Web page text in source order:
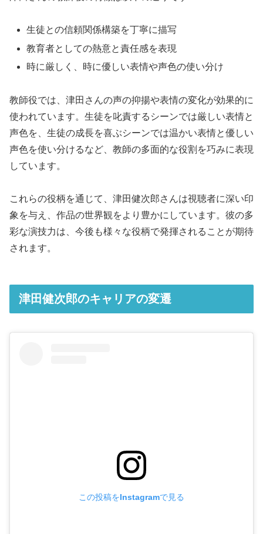
生徒との信頼関係構築を丁寧に描写
教育者としての熱意と責任感を表現
時に厳しく、時に優しい表情や声色の使い分け
教師役では、津田さんの声の抑揚や表情の変化が効果的に
使われています。生徒を叱責するシーンでは厳しい表情と
声色を、生徒の成長を喜ぶシーンでは温かい表情と優しい
声色を使い分けるなど、教師の多面的な役割を巧みに表現
しています。
これらの役柄を通じて、津田健次郎さんは視聴者に深い印
象を与え、作品の世界観をより豊かにしています。彼の多
彩な演技力は、今後も様々な役柄で発揮されることが期待
されます。
津田健次郎のキャリアの変遷
この投稿をInstagramで見る